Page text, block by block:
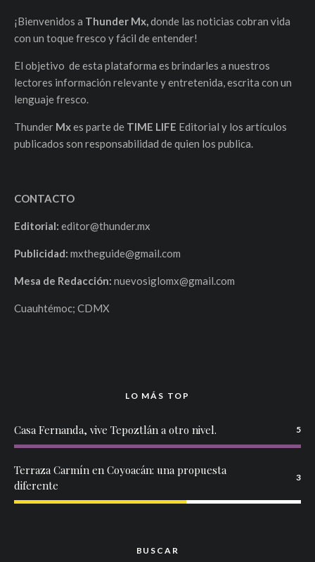
¡Bienvenidos a Thunder Mx,donde las noticias cobran vida
con un toque fresco y fácil de entender!
El objetivo de esta plataforma es brindarles a nuestros
lectores información relevante y entretenida, escrita con un
lenguaje fresco.
Thunder Mxes parte de TIME LIFE Editorial y los artículos
publicados son responsabilidad de quien los publica.
CONTACTO
Editorial: editor@thunder.mx
Publicidad: mxtheguide@gmail.com
Mesa de Redacción: nuevosiglomx@gmail.com
Cuauhtémoc; CDMX
LO MÁS TOP
Casa Fernanda, vive Tepoztlán a otro nivel. 5
Terraza Carmín en Coyoacán: una propuesta
diferente
3
BUSCAR